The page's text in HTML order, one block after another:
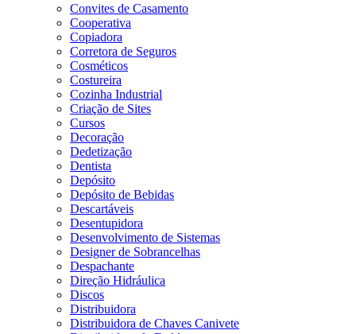
Convites de Casamento
Cooperativa
Copiadora
Corretora de Seguros
Cosméticos
Costureira
Cozinha Industrial
Criação de Sites
Cursos
Decoração
Dedetização
Dentista
Depósito
Depósito de Bebidas
Descartáveis
Desentupidora
Desenvolvimento de Sistemas
Designer de Sobrancelhas
Despachante
Direção Hidráulica
Discos
Distribuidora
Distribuidora de Chaves Canivete